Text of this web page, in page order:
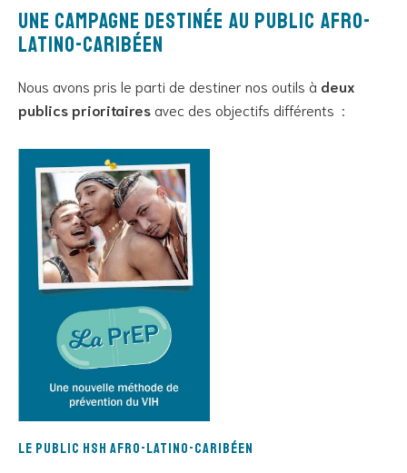
Une campagne destinée au public afro-
latino-caribéen
Nous avons pris le parti de destiner nos outils à deux
publics prioritaires avec des objectifs différents :
Le public HSH afro-latino-caribéen